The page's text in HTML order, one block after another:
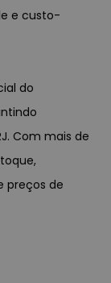
e custo-
do
Com mais de
preços de